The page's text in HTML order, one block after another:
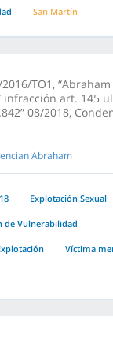
San Martín
TO1,
infracción art. 145
08/2018,
Abraham
Explotación Sexual
de Vulnerabilidad
Víctima